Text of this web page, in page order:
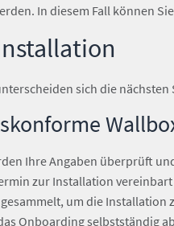
In diesem Fall können
sich die nächsten
Ihre Angaben überprüft
zur Installation
um die
Onboarding selbstständig